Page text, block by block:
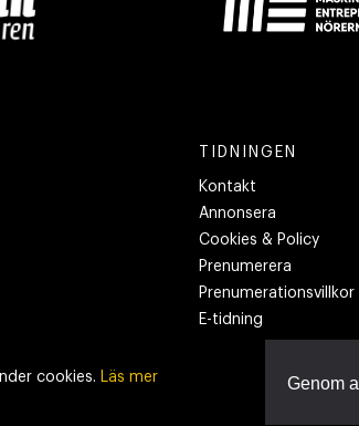
TIDNINGEN
Kontakt
Annonsera
Cookies & Policy
Prenumerera
Prenumerationsvillkor
E-tidning
cookies. Läs mer Genom